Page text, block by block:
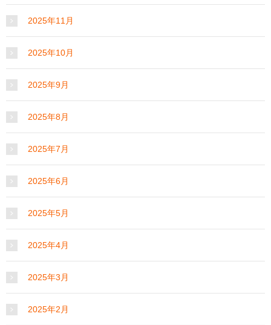
2025年11月
2025年10月
2025年9月
2025年8月
2025年7月
2025年6月
2025年5月
2025年4月
2025年3月
2025年2月